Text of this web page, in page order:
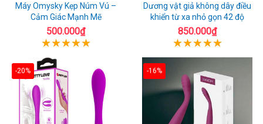
Máy Omysky Kẹp Núm Vú –
Cảm Giác Mạnh Mẽ
500.000₫
Dương vật giả không dây điều
khiển từ xa nhỏ gọn 42 độ
850.000₫
-20% -16%